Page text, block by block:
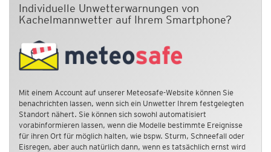
Individuelle Unwetterwarnungen von
Kachelmannwetter auf Ihrem Smartphone?
Mit einem Account auf unserer Meteosafe-Website können Sie
benachrichten lassen, wenn sich ein Unwetter Ihrem festgelegten
Standort nähert. Sie können sich sowohl automatisiert
vorabinformieren lassen, wenn die Modelle bestimmte Ereignisse
für ihren Ort für möglich halten, wie bspw. Sturm, Schneefall oder
Eisregen, aber auch natürlich dann, wenn es tatsächlich ernst wird